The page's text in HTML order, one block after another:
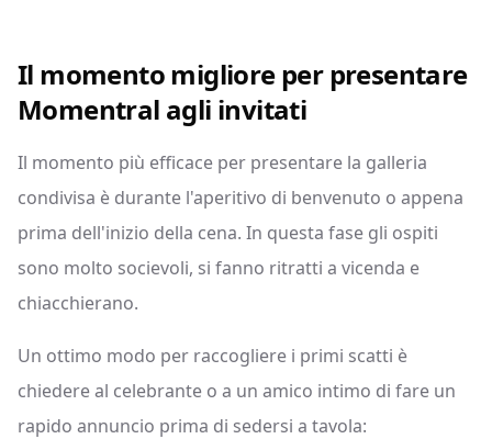
Il momento migliore per presentare
Momentral agli invitati
Il momento più efficace per presentare la galleria
condivisa è durante l'aperitivo di benvenuto o appena
prima dell'inizio della cena. In questa fase gli ospiti
sono molto socievoli, si fanno ritratti a vicenda e
chiacchierano.
Un ottimo modo per raccogliere i primi scatti è
chiedere al celebrante o a un amico intimo di fare un
rapido annuncio prima di sedersi a tavola: